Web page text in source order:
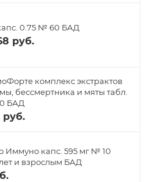
0.75 № 60 БАД
руб.
комплекс экстрактов
бессмертника и мяты табл.
БАД
руб.
Иммуно капс. 595 мг № 10
и взрослым БАД